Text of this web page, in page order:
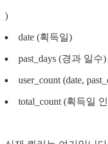
)
date (획득일)
past_days (경과 일수)
user_count (date,
total_count (획득일